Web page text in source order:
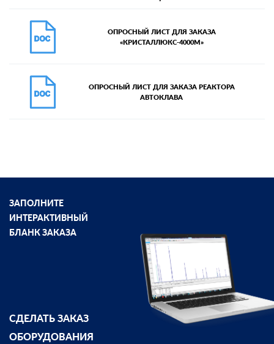
ОПРОСНЫЙ ЛИСТ ДЛЯ ЗАКАЗА
«КРИСТАЛЛЮКС-4000М»
ОПРОСНЫЙ ЛИСТ ДЛЯ ЗАКАЗА РЕАКТОРА
АВТОКЛАВА
ЗАПОЛНИТЕ
ИНТЕРАКТИВНЫЙ
БЛАНК ЗАКАЗА
СДЕЛАТЬ ЗАКАЗ
ОБОРУДОВАНИЯ